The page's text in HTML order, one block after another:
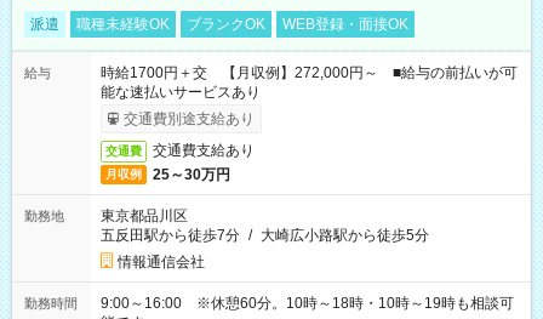
派遣 職種未経験OK ブランクOK WEB登録・面接OK
給与
時給1700円＋交 【月収例】272,000円～ ■給与の前払いが可
能な速払いサービスあり
交通費別途支給あり
交通費 交通費支給あり
月収例 25～30万円
勤務地
東京都品川区
五反田駅から徒歩7分 / 大崎広小路駅から徒歩5分
情報通信会社
勤務時間
9:00～16:00 ※休憩60分。10時～18時・10時～19時も相談可